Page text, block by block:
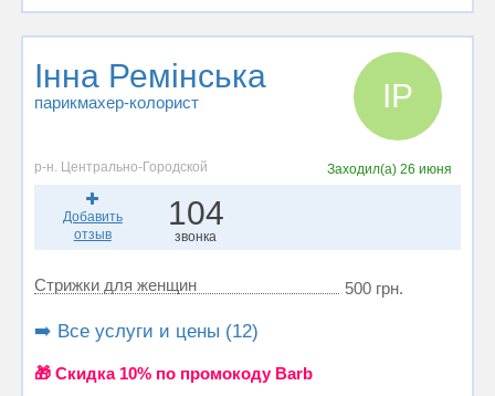
Інна Ремінська
парикмахер-колорист ІР
р-н. Центрально-Городской Заходил(а)26 июня
Добавить
отзыв
104
звонка
Стрижки для женщин 500 грн.
➡️ Все услуги и цены (12)
🎁 Cкидка 10% по промокоду Barb